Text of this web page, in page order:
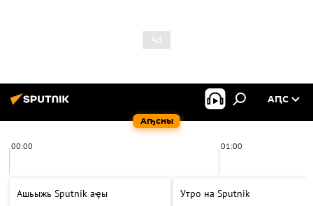
Аҧсны
АԤС
00:00 01:00
Ашьыжь Sputnik аҿы Утро на Sputnik